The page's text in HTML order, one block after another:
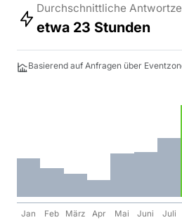
Durchschnittliche
etwa 23 Stunden
Basierend auf Anfragen über
Jan Feb März Apr Mai Juni Juli